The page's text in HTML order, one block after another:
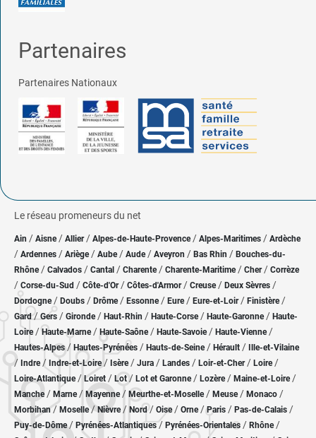
Partenaires
Partenaires Nationaux
Le réseau promeneurs du net
Ain / Aisne/ Allier/ Alpes-de-Haute-Provence / Alpes-Maritimes / Ardèche
/ Ardennes / Ariège/ Aube/ Aude / Aveyron / Bas Rhin / Bouches-du-
Rhône/ Calvados / Cantal / Charente / Charente-Maritime/ Cher / Corrèze
/ Corse-du-Sud / Côte-d'Or / Côtes-d'Armor/ Creuse/ Deux Sèvres /
Dordogne/ Doubs / Drôme/ Essonne / Eure/ Eure-et-Loir / Finistère/
Gard/Gers / Gironde/ Haut-Rhin / Haute-Corse/ Haute-Garonne/ Haute-
Loire/Haute-Marne/ Haute-Saône/ Haute-Savoie/ Haute-Vienne/
Hautes-Alpes/ Hautes-Pyrénées / Hauts-de-Seine/ Hérault / Ille-et-Vilaine
/ Indre/ Indre-et-Loire/ Isère/ Jura / Landes / Loir-et-Cher/ Loire/
Loire-Atlantique/ Loiret / Lot/ Lot et Garonne/ Lozère / Maine-et-Loire/
Manche/ Marne/ Mayenne/ Meurthe-et-Moselle/ Meuse/ Monaco /
Morbihan/ Moselle/ Nièvre / Nord/ Oise / Orne/Paris / Pas-de-Calais /
Puy-de-Dôme/ Pyrénées-Atlantiques / Pyrénées-Orientales / Rhône/